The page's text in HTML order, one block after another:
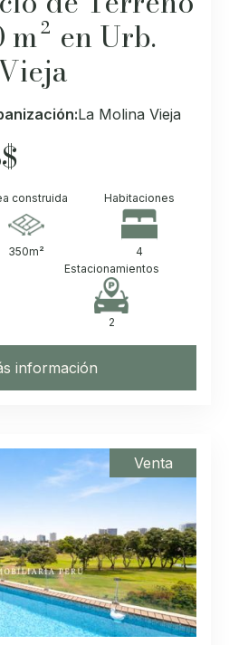
m² en Urb.
La Molina Vieja
construida
350m²
Habitaciones
4
Estacionamientos
2
información
Venta